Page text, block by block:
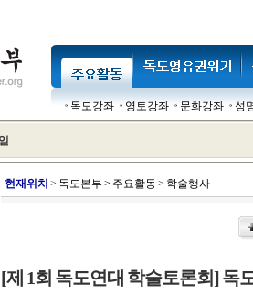
독도강좌 영토강좌 문화강좌 성
현재위치 > 독도본부 > 주요활동 > 학술행사
[제 1회 독도연대 학술토론회] 독